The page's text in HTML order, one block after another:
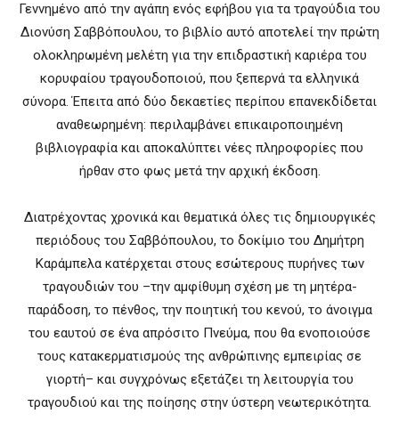
Γεννημένο από την αγάπη ενός εφήβου για τα τραγούδια του
Διονύση Σαββόπουλου, το βιβλίο αυτό αποτελεί την πρώτη
ολοκληρωμένη μελέτη για την επιδραστική καριέρα του
κορυφαίου τραγουδοποιού, που ξεπερνά τα ελληνικά
σύνορα. Έπειτα από δύο δεκαετίες περίπου επανεκδίδεται
αναθεωρημένη: περιλαμβάνει επικαιροποιημένη
βιβλιογραφία και αποκαλύπτει νέες πληροφορίες που
ήρθαν στο φως μετά την αρχική έκδοση.
Διατρέχοντας χρονικά και θεματικά όλες τις δημιουργικές
περιόδους του Σαββόπουλου, το δοκίμιο του Δημήτρη
Καράμπελα κατέρχεται στους εσώτερους πυρήνες των
τραγουδιών του –την αμφίθυμη σχέση με τη μητέρα-
παράδοση, το πένθος, την ποιητική του κενού, το άνοιγμα
του εαυτού σε ένα απρόσιτο Πνεύμα, που θα ενοποιούσε
τους κατακερματισμούς της ανθρώπινης εμπειρίας σε
γιορτή– και συγχρόνως εξετάζει τη λειτουργία του
τραγουδιού και της ποίησης στην ύστερη νεωτερικότητα.